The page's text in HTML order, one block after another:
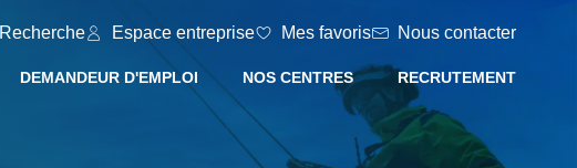
Recherche Espace entreprise Mes favoris Nous contacter
DEMANDEUR D'EMPLOI NOS CENTRES RECRUTEMENT